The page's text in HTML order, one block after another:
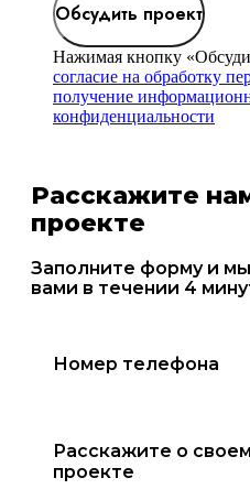
Обсудить проект
Нажимая кнопку
согласие на обработку
получение
конфиденциальности
Расскажите
проекте
Заполните форму и
вами в течении 4